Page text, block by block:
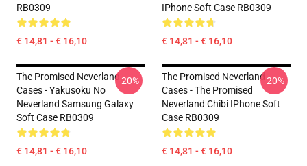
RB0309
€ 14,81 - € 16,10
IPhone Soft Case RB0309
€ 14,81 - € 16,10
The Promised Neverland
Cases - Yakusoku No
Neverland Samsung Galaxy
Soft Case RB0309
€ 14,81 - € 16,10
-20%
The Promised Neverland
Cases - The Promised
Neverland Chibi IPhone Soft
Case RB0309
€ 14,81 - € 16,10
-20%